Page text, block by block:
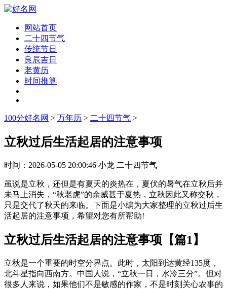
网站首页
二十四节气
传统节日
良辰吉日
老黄历
时间推算
100分好名网 > 万年历 > 二十四节气 >
立秋过后生活起居的注意事项
时间： 2026-05-05 20:00:46 小龙 二十四节气
虽说是立秋，还但是有夏天的炎热在，夏伏的暑气在立秋后并
未马上消失，“秋老虎”的余威甚于夏热，立秋因此又称交秋，
只是交代了秋天的来临。下面是小编为大家整理的立秋过后生
活起居的注意事项，希望对您有所帮助!
立秋过后生活起居的注意事项【篇1】
立秋是一个重要的时空分界点。此时，太阳到达黄经135度，
北斗星指向西南方。中国人说，“立秋一日，水冷三分”。但对
很多人来说，如果他们不是敏感的作家，不是时刻关心农事的